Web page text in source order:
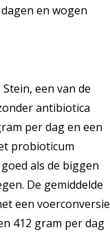
en wogen
een van de
antibiotica
per dag en een
probioticum
als de biggen
De gemiddelde
een voerconversie
412 gram per dag